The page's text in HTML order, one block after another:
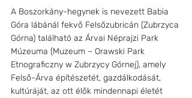
A Boszorkány-hegynek is nevezett Babia
Góra lábánál fekvő Felsőzubricán (Zubrzyca
Górna) található az Árvai Néprajzi Park
Múzeuma (Muzeum – Orawski Park
Etnograficzny w Zubrzycy Górnej), amely
Felső-Árva építészetét, gazdálkodását,
kultúráját, az ott élők mindennapi életét